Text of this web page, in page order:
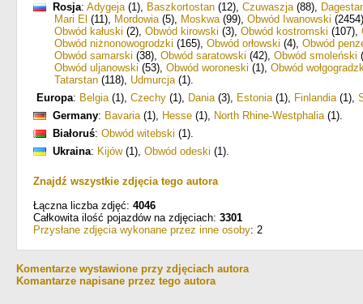
Rosja: Adygeja(1), Baszkortostan (12), Czuwaszja(88),
Mari El (11), Mordowia(5), Moskwa(99), Obwód Iwanowski (2454)
Obwód kałuski (2), Obwód kirowski (3), Obwód kostromski (107),
Obwód niżnonowogrodzki (165), Obwód orłowski (4), Obwód
Obwód samarski (38), Obwód saratowski (42), Obwód smoleński
Obwód uljanowski (53), Obwód woroneski (1), Obwód
Tatarstan (118), Udmurcja(1).
Europa: Belgia(1), Czechy (1), Dania(3), Estonia(1), Finlandia(1),
Germany: Bavaria(1), Hesse (1), North Rhine-Westphalia(1).
Białoruś: Obwód witebski (1).
Ukraina: Kijów(1), Obwód odeski (1).
Znajdź wszystkie zdjęcia tego autora
Łączna liczba zdjęć: 4046
Całkowita ilość pojazdów na zdjęciach: 3301
Przysłane zdjęcia wykonane przez inne osoby: 2
Komentarze wystawione przy zdjęciach autora
Komantarze napisane przez tego autora